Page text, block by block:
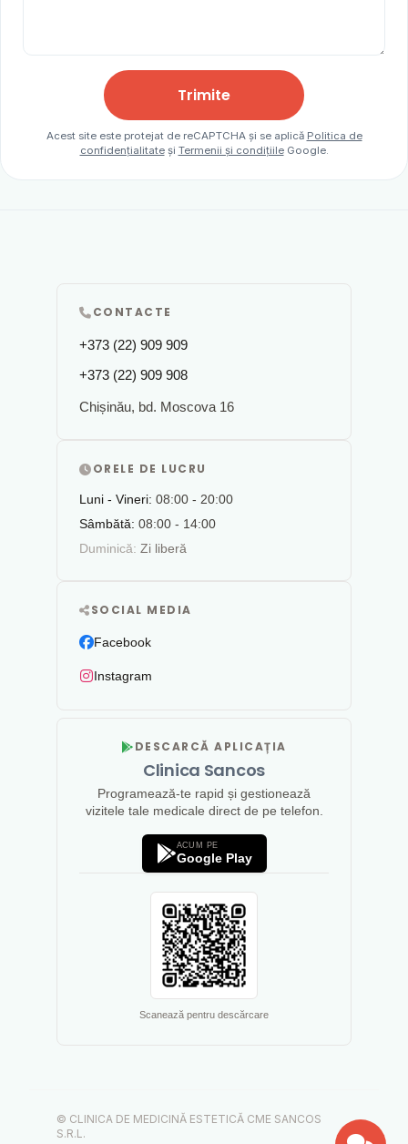
Trimite
Acest site este protejat de reCAPTCHA și se aplică Politica de
confidențialitateși Termenii și condițiileGoogle.
CONTACTE
+373 (22) 909 909
+373 (22) 909 908
Chișinău, bd. Moscova 16
ORELE DE LUCRU
Luni - Vineri: 08:00 - 20:00
Sâmbătă: 08:00 - 14:00
Duminică: Zi liberă
SOCIAL MEDIA
Facebook
Instagram
DESCARCĂ APLICAȚIA
Clinica Sancos
Programează-te rapid și gestionează
vizitele tale medicale direct de pe telefon.
ACUM PE
Google Play
Scanează pentru descărcare
© CLINICA DE MEDICINĂ ESTETICĂ CME SANCOS
S.R.L.